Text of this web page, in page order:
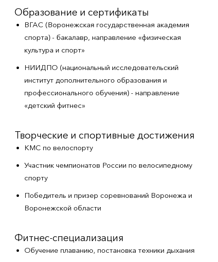
Образование и сертификаты
ВГАС (Воронежская государственная академия
спорта) - бакалавр, направление «физическая
культура и спорт»
НИИДПО (национальный исследовательский
институт дополнительного образования и
профессионального обучения) - направление
«детский фитнес»
Творческие и спортивные достижения
КМС по велоспорту
Участник чемпионатов России по велосипедному
спорту
Победитель и призер соревнований Воронежа и
Воронежской области
Фитнес-специализация
Обучение плаванию, постановка техники дыхания